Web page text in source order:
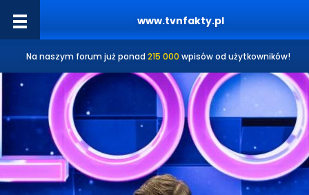
www.tvnfakty.pl
Na naszym forum już ponad 215 000 wpisów od użytkowników!